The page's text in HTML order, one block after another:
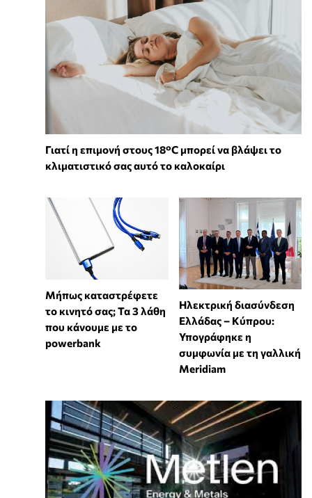
Γιατί η επιμονή στους 18°C μπορεί να βλάψει το
κλιματιστικό σας αυτό το καλοκαίρι
Μήπως καταστρέφετε
το κινητό σας; Τα 3 λάθη
που κάνουμε με το
powerbank
Ηλεκτρική διασύνδεση
Ελλάδας – Κύπρου:
Υπογράφηκε η
συμφωνία με τη γαλλική
Meridiam